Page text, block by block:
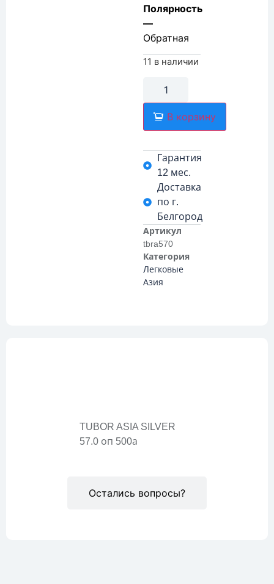
Полярность
—
Обратная
11 в наличии
В корзину
Гарантия
12 мес.
Доставка
по г.
Белгород
Артикул
tbra570
Категория
Легковые
Азия
Остались вопросы?
TUBOR ASIA SILVER
57.0 оп 500а